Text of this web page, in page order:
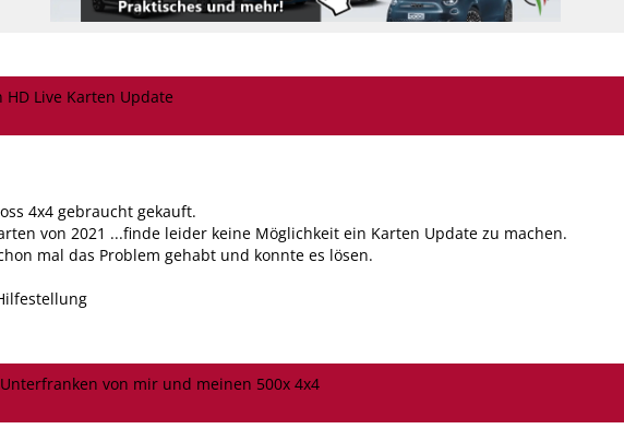
Live Karten Update
4x4 gebraucht gekauft.
von 2021 ...finde leider keine Möglichkeit ein Karten Update zu machen.
mal das Problem gehabt und konnte es lösen.
von mir und meinen 500x 4x4